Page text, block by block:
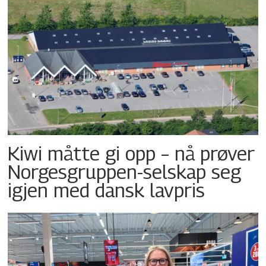
Kiwi måtte gi opp – nå prøver
Norgesgruppen-selskap seg
igjen med dansk lavpris